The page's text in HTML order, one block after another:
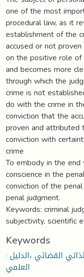
one of the most
procedural law, as it
establishment of the
accused or not
on the positive role of
and becomes more
through which the
crime is not
do with the crime in
conviction that the
proven and attributed
conviction with
crime
To embody in the
conscience in the
conviction of the
penal judgment.
Keywords: criminal
subjectivity, scientific
Keywords
: القاضي الجزائي ، عملية الاقتناع ، الذاتي القضائي ،الدليل
العلمي